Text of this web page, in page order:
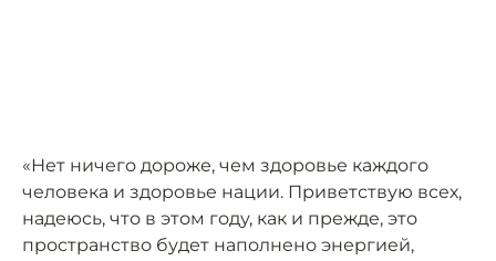
«Нет ничего дороже, чем здоровье каждого
человека и здоровье нации. Приветствую всех,
надеюсь, что в этом году, как и прежде, это
пространство будет наполнено энергией,